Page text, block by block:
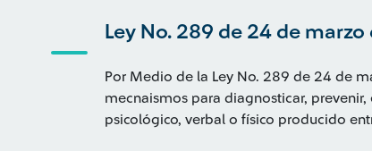
Ley No. 289 de 24 de
Por Medio de la Ley No. 289 de 24 de
mecnaismos para diagnosticar,
psicológico, verbal o físico producido